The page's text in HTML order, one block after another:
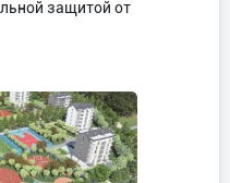
защитой от